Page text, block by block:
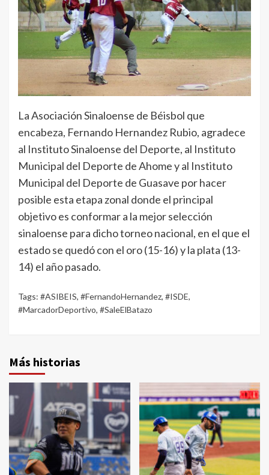
La Asociación Sinaloense de Béisbol que
encabeza, Fernando Hernandez Rubio, agradece
al Instituto Sinaloense del Deporte, al Instituto
Municipal del Deporte de Ahome y al Instituto
Municipal del Deporte de Guasave por hacer
posible esta etapa zonal donde el principal
objetivo es conformar a la mejor selección
sinaloense para dicho torneo nacional, en el que el
estado se quedó con el oro (15-16) y la plata (13-
14) el año pasado.
Tags: #ASIBEIS, #FernandoHernandez, #ISDE,
#MarcadorDeportivo, #SaleElBatazo
Más historias